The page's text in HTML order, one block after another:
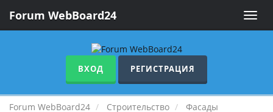
Toggle
Forum WebBoard24
ВХОД РЕГИСТРАЦИЯ
Forum WebBoard24 Строительство
Фасады